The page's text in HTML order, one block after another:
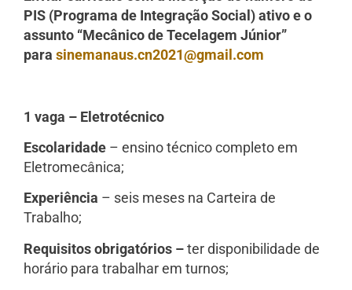
PIS (Programa de Integração Social) ativo e o
assunto “Mecânico de Tecelagem Júnior”
para sinemanaus.cn2021@gmail.com
1 vaga – Eletrotécnico
Escolaridade – ensino técnico completo em
Eletromecânica;
Experiência – seis meses na Carteira de
Trabalho;
Requisitos obrigatórios –ter disponibilidade de
horário para trabalhar em turnos;